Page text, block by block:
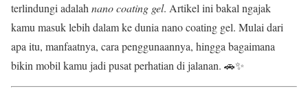
terlindungi adalahnano coating gel. Artikel ini bakal ngajak
kamu masuk lebih dalam ke dunia nano coating gel. Mulai dari
apa itu, manfaatnya, cara penggunaannya, hingga bagaimana
bikin mobil kamu jadi pusat perhatian di jalanan. 🚗✨